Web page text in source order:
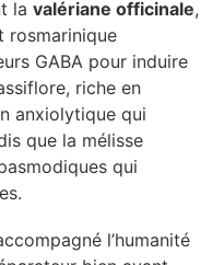
la valériane officinale,
rosmarinique
GABA pour induire
riche en
anxiolytique qui
que la mélisse
qui
l’humanité